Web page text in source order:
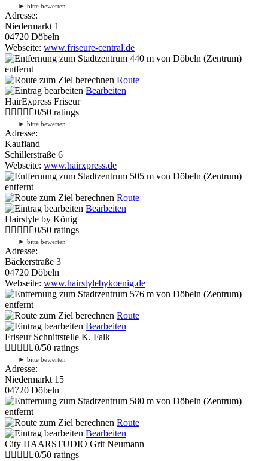
► bitte bewerten
Adresse:
Niedermarkt 1
04720 Döbeln
Webseite: www.friseure-central.de
440 m von Döbeln (Zentrum)
entfernt
Route
Bearbeiten
HairExpress Friseur
0/50 ratings
► bitte bewerten
Adresse:
Kaufland
Schillerstraße 6
Webseite: www.hairxpress.de
505 m von Döbeln (Zentrum)
entfernt
Route
Bearbeiten
Hairstyle by König
0/50 ratings
► bitte bewerten
Adresse:
Bäckerstraße 3
04720 Döbeln
Webseite: www.hairstylebykoenig.de
576 m von Döbeln (Zentrum)
entfernt
Route
Bearbeiten
Friseur Schnittstelle K. Falk
0/50 ratings
► bitte bewerten
Adresse:
Niedermarkt 15
04720 Döbeln
580 m von Döbeln (Zentrum)
entfernt
Route
Bearbeiten
City HAARSTUDIO Grit Neumann
0/50 ratings